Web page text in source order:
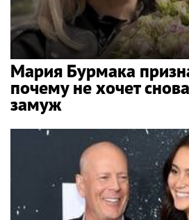
Мария Бурмака
почему не хочет
замуж